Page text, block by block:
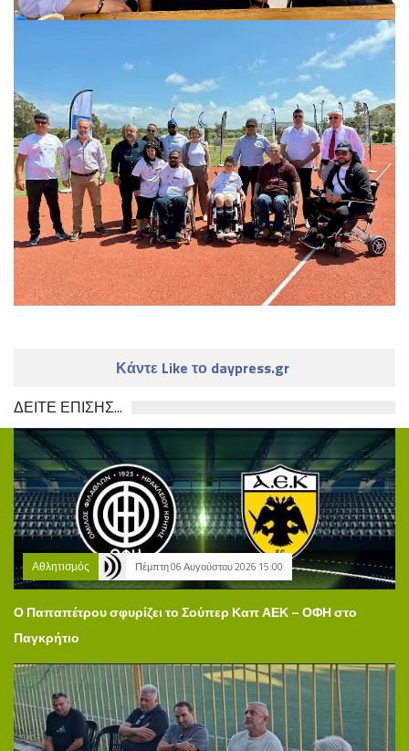
Κάντε Like το daypress.gr
ΔΕΙΤΕ ΕΠΙΣΗΣ...
Αθλητισμός Πέμπτη 06 Αυγούστου 2026 15:00
Ο Παπαπέτρου σφυρίζει το Σούπερ Καπ ΑΕΚ – ΟΦΗ στο
Παγκρήτιο